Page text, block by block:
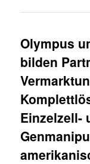
Olympus
bilden
Einzelzell-